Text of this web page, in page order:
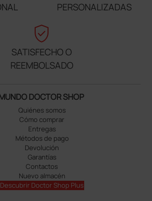
PERSONALIZADAS
verified_user
SATISFECHO O
REEMBOLSADO
DOCTOR SHOP
Quiénes somos
Cómo comprar
Entregas
Métodos de pago
Devolución
Garantías
Contactos
Nuevo almacén
Descubrir Doctor Shop Plus